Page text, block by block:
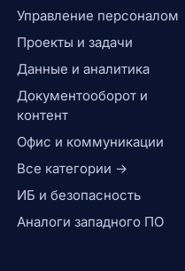
Управление персоналом
Проекты и задачи
Данные и аналитика
Документооборот и
контент
Офис и коммуникации
Все категории →
ИБ и безопасность
Аналоги западного ПО